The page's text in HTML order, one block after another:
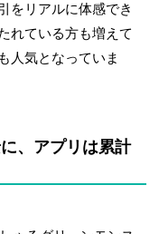
をリアルに体感でき
れている方も増えて
人気となっていま
、アプリは累計